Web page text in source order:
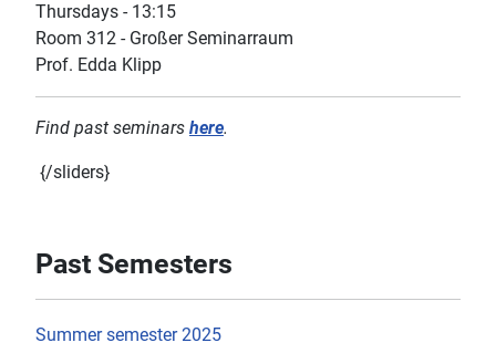
Thursdays - 13:15
Room 312 - Großer Seminarraum
Prof. Edda Klipp
Find past seminars here.
{/sliders}
Past Semesters
Summer semester 2025